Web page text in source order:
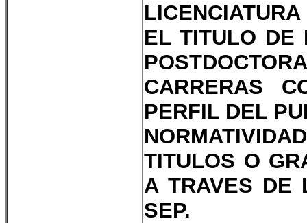
EL TITULO DE
CARRERAS
PERFIL DEL
TITULOS O
A TRAVES DE
SEP.